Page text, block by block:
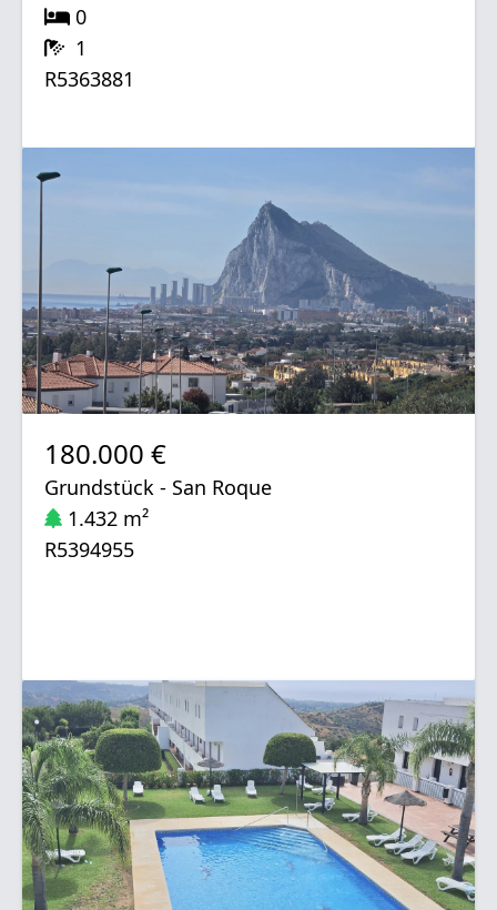
0
1
R5363881
180.000 €
Grundstück - San Roque
1.432 m²
R5394955